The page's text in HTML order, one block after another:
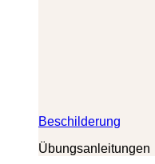
Beschilderung
Übungsanleitungen